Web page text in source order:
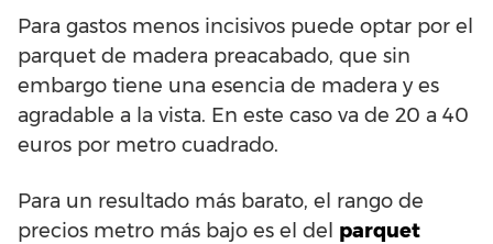
Para gastos menos incisivos puede optar por el
parquet de madera preacabado, que sin
embargo tiene una esencia de madera y es
agradable a la vista. En este caso va de 20 a 40
euros por metro cuadrado.
Para un resultado más barato, el rango de
precios metro más bajo es el del parquet